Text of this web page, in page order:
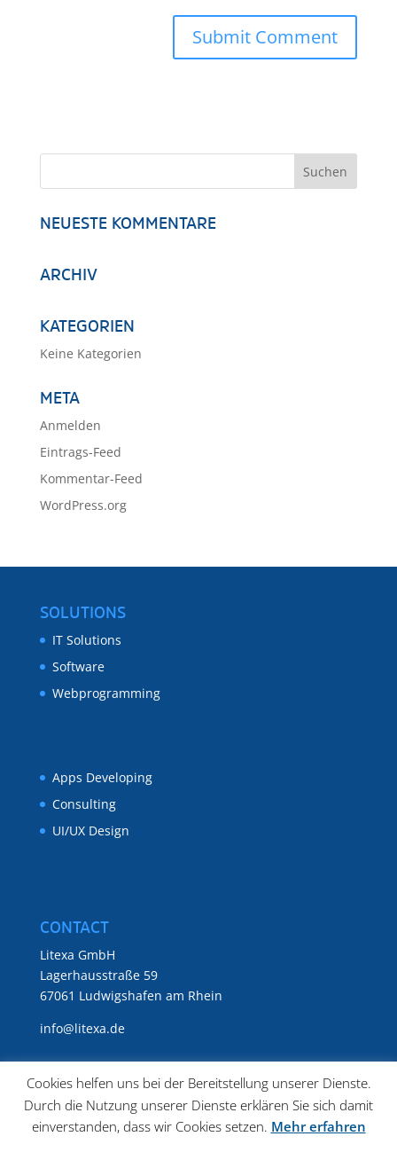
NEUESTE KOMMENTARE
ARCHIV
KATEGORIEN
Keine Kategorien
META
Anmelden
Eintrags-Feed
Kommentar-Feed
WordPress.org
SOLUTIONS
IT Solutions
Software
Webprogramming
Apps Developing
Consulting
UI/UX Design
CONTACT
Litexa GmbH
Lagerhausstraße 59
67061 Ludwigshafen am Rhein
info@litexa.de
Datenschutz Impressum
Karriere
Cookies helfen uns bei der Bereitstellung unserer Dienste.
Durch die Nutzung unserer Dienste erklären Sie sich damit
einverstanden, dass wir Cookies setzen. Mehr erfahren